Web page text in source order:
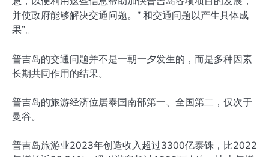
并使政府能够解决交通问题。” 和交通问题以产生具体成
果”。
普吉岛的交通问题并不是一朝一夕发生的，而是多种因素
长期共同作用的结果。
普吉岛的旅游经济位居泰国南部第一、全国第二，仅次于
曼谷。
普吉岛旅游业2023年创造收入超过3300亿泰铢，比2022